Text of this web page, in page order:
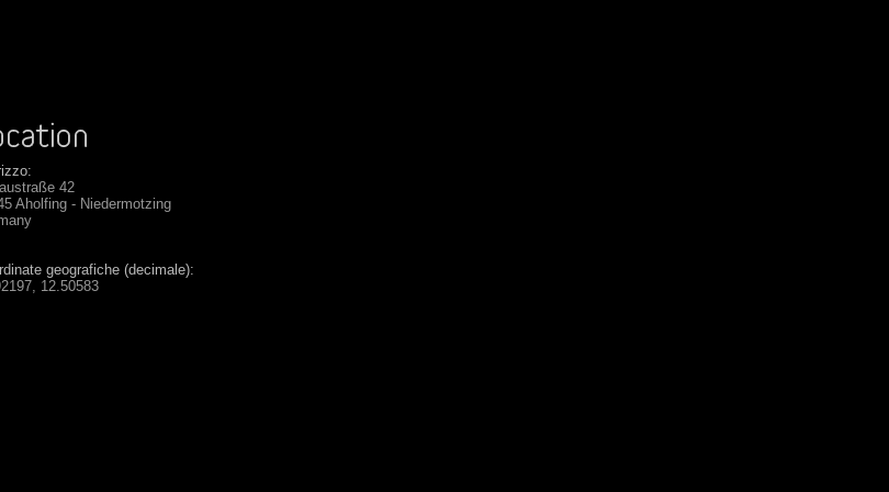
42
Aholfing - Niedermotzing
geografiche (decimale):
12.50583